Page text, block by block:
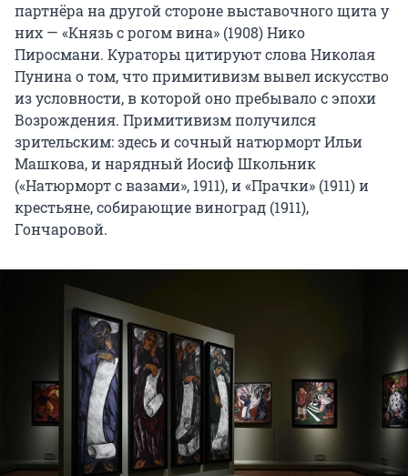
партнёра на другой стороне выставочного щита у
них — «Князь с рогом вина» (1908) Нико
Пиросмани. Кураторы цитируют слова Николая
Пунина о том, что примитивизм вывел искусство
из условности, в которой оно пребывало с эпохи
Возрождения. Примитивизм получился
зрительским: здесь и сочный натюрморт Ильи
Машкова, и нарядный Иосиф Школьник
(«Натюрморт с вазами», 1911), и «Прачки» (1911) и
крестьяне, собирающие виноград (1911),
Гончаровой.